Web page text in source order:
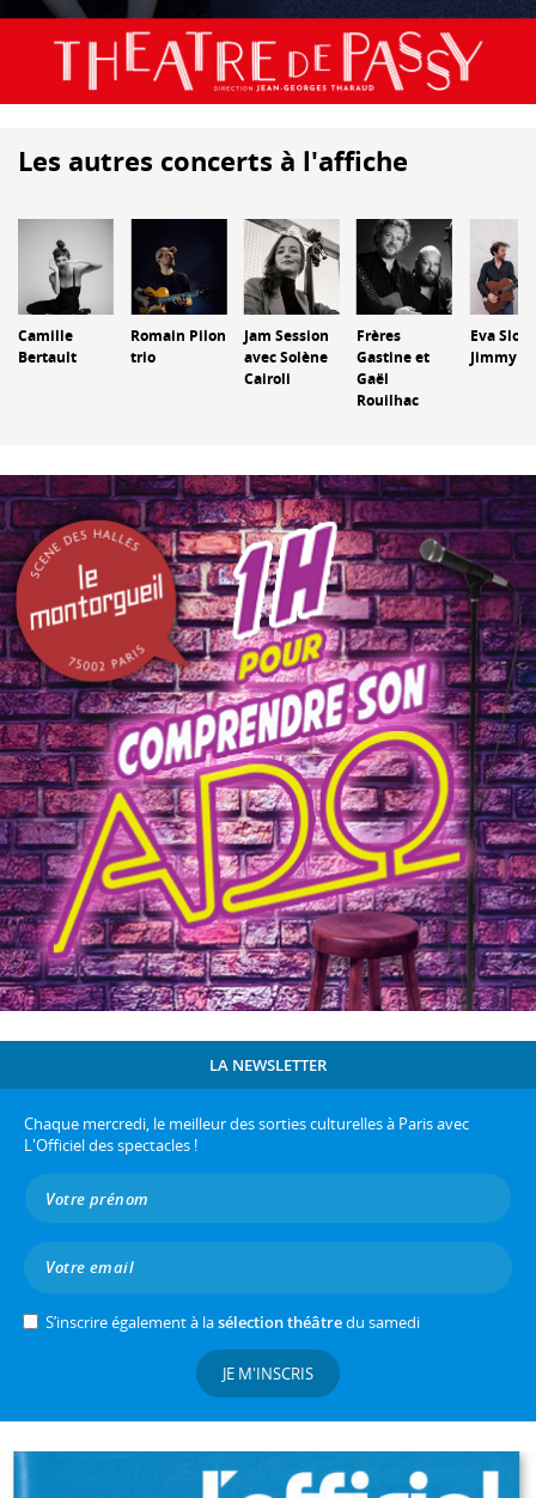
Les autres concerts à l'affiche
Camille
Bertault
Romain Pilon
trio
Jam Session
avec Solène
Cairoli
Frères
Gastine et
Gaël
Rouilhac
Eva
Jimmy
LA NEWSLETTER
Chaque mercredi, le meilleur des sorties culturelles à Paris avec
L'Officiel des spectacles !
S’inscrire également à lasélection théâtredu samedi
JE M'INSCRIS